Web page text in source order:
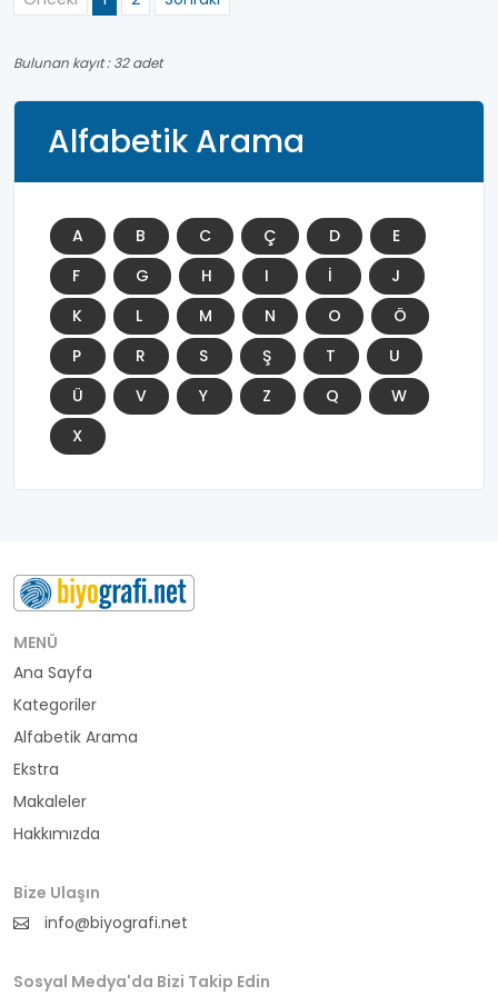
Bulunan kayıt : 32 adet
Alfabetik Arama
A B C Ç D
E
F
G H I İ
J
K
L M N O
Ö
P
R S Ş T
U
Ü
V Y Z Q
W
X
MENÜ
Ana Sayfa
Kategoriler
Alfabetik Arama
Ekstra
Makaleler
Hakkımızda
Bize Ulaşın
info@biyografi.net
Sosyal Medya'da Bizi Takip Edin